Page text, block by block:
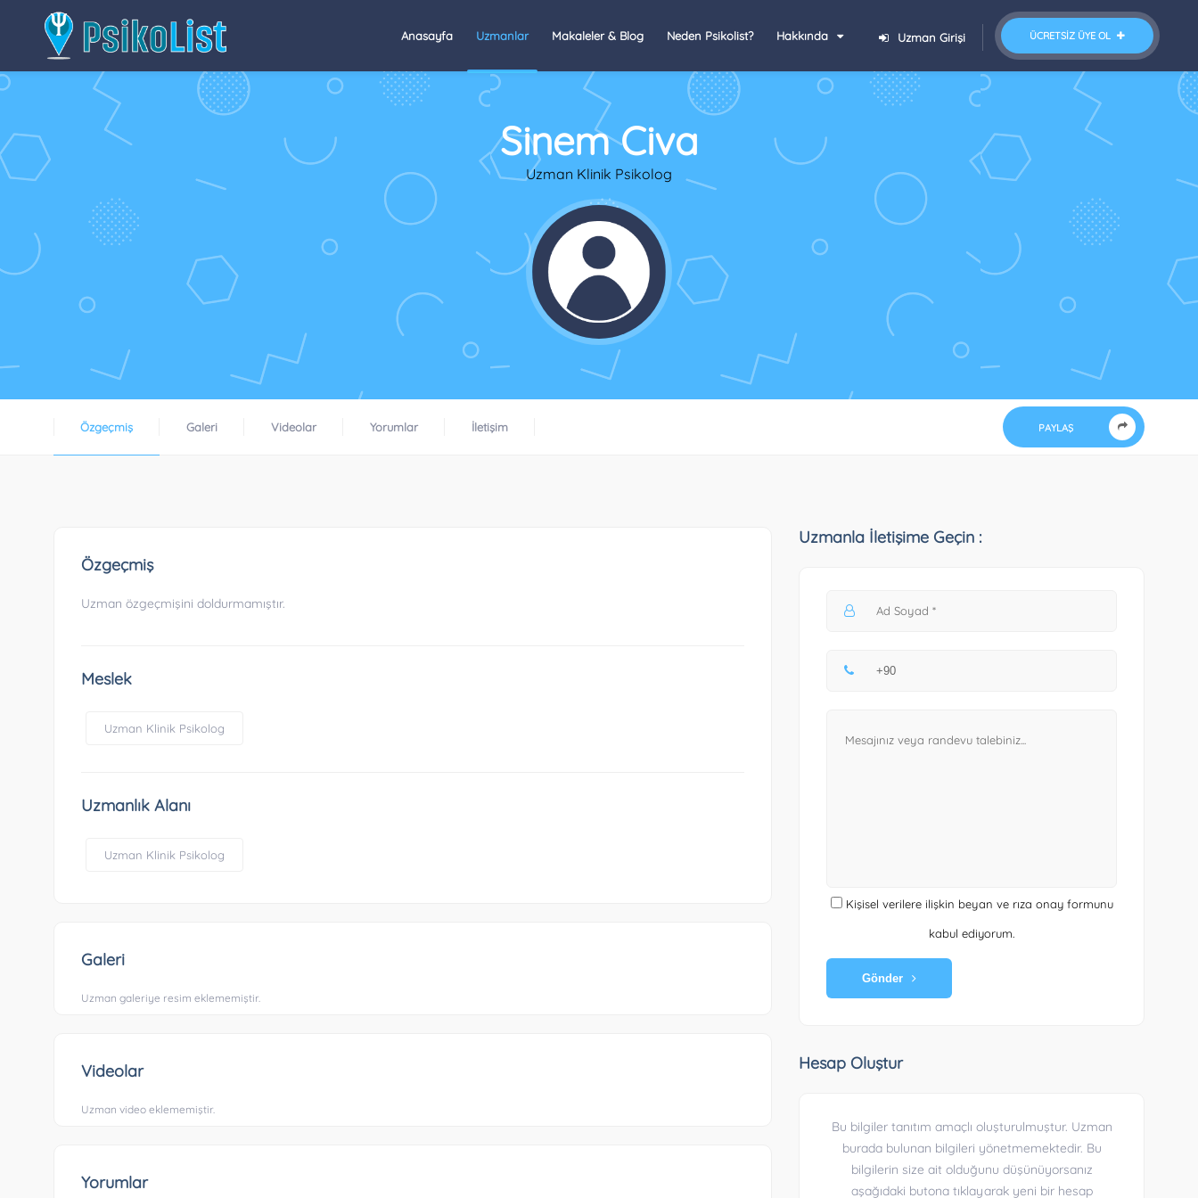
ÜCRETSIZ ÜYE OL
Uzman Girişi
Anasayfa Uzmanlar Makaleler & Blog Neden Psikolist? Hakkında
Sinem Civa
Uzman Klinik Psikolog
Özgeçmiş Galeri Videolar Yorumlar İletişim PAYLAŞ
Özgeçmiş
Uzman özgeçmişini doldurmamıştır.
Meslek
Uzman Klinik Psikolog
Uzmanlık Alanı
Uzman Klinik Psikolog
Galeri
Uzman galeriye resim eklememiştir.
Videolar
Uzman video eklememiştir.
Yorumlar
Uzmanla İletişime Geçin :
Kişisel verilere ilişkin beyan ve rıza onay formunu
kabul ediyorum.
Gönder
Hesap Oluştur
Bu bilgiler tanıtım amaçlı oluşturulmuştur. Uzman
burada bulunan bilgileri yönetmemektedir. Bu
bilgilerin size ait olduğunu düşünüyorsanız
aşağıdaki butona tıklayarak yeni bir hesap